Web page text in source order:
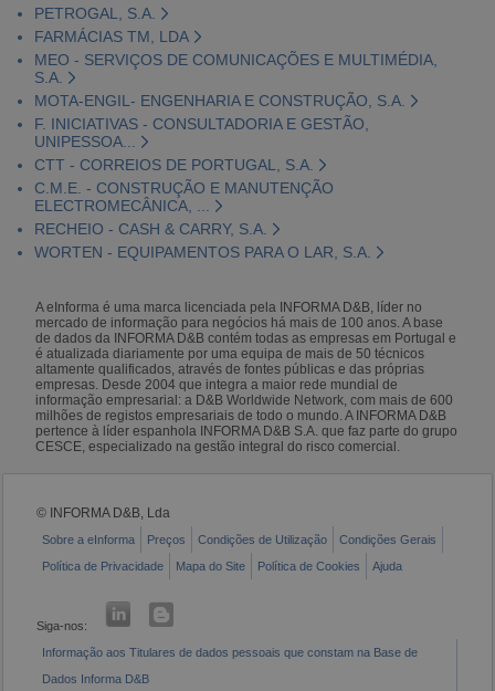
PETROGAL, S.A.
FARMÁCIAS TM, LDA
MEO - SERVIÇOS DE COMUNICAÇÕES E MULTIMÉDIA,
S.A.
MOTA-ENGIL- ENGENHARIA E CONSTRUÇÃO, S.A.
F. INICIATIVAS - CONSULTADORIA E GESTÃO,
UNIPESSOA...
CTT - CORREIOS DE PORTUGAL, S.A.
C.M.E. - CONSTRUÇÃO E MANUTENÇÃO
ELECTROMECÂNICA, ...
RECHEIO - CASH & CARRY, S.A.
WORTEN - EQUIPAMENTOS PARA O LAR, S.A.
A eInforma é uma marca licenciada pela INFORMA D&B, líder no
mercado de informação para negócios há mais de 100 anos. A base
de dados da INFORMA D&B contém todas as empresas em Portugal e
é atualizada diariamente por uma equipa de mais de 50 técnicos
altamente qualificados, através de fontes públicas e das próprias
empresas. Desde 2004 que integra a maior rede mundial de
informação empresarial: a D&B Worldwide Network, com mais de 600
milhões de registos empresariais de todo o mundo. A INFORMA D&B
pertence à líder espanhola INFORMA D&B S.A. que faz parte do grupo
CESCE, especializado na gestão integral do risco comercial.
© INFORMA D&B, Lda
Sobre a eInforma Preços Condições de Utilização
Condições Gerais
Política de Privacidade
Mapa do Site Política de Cookies Ajuda
Siga-nos:
Informação aos Titulares de dados pessoais que constam na Base de
Dados Informa D&B